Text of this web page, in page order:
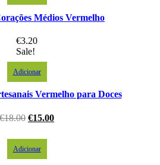
Médios Vermelho
€3.20
Sale!
Adicionar
Vermelho para Doces
€18.00 €15.00
Adicionar